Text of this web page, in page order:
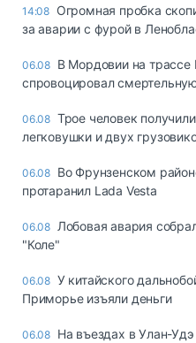
14:08 Огромная пробка
за аварии с фурой в
06.08 В Мордовии на
спровоцировал
06.08 Трое человек
легковушки и двух
06.08 Во Фрунзенском
протаранил Lada Vesta
06.08 Лобовая авария
"Коле"
06.08 У китайского
Приморье изъяли деньги
06.08 Ha въeздax в Улaн-